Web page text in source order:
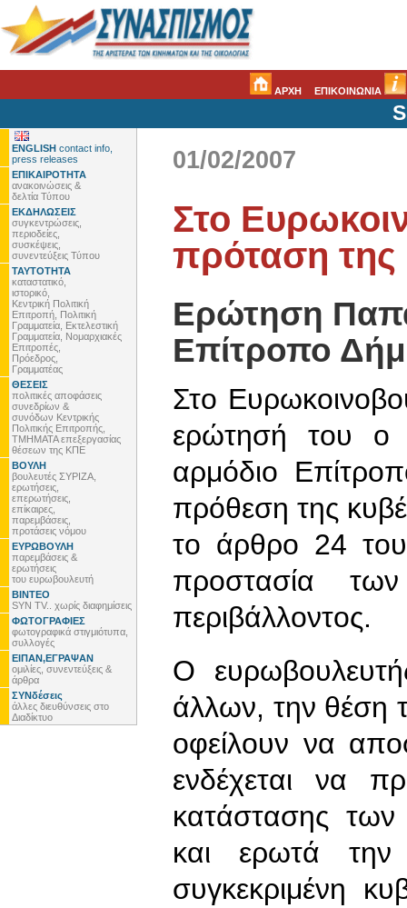
ΑΡΧΗ ΕΠΙΚΟΙΝΩΝΙΑ
ENGLISH contact info,
press releases
ΕΠΙΚΑΙΡΟΤΗΤΑ
ανακοινώσεις &
δελτία Τύπου
ΕΚΔΗΛΩΣΕΙΣ
συγκεντρώσεις,
περιοδείες,
συσκέψεις,
συνεντεύξεις Τύπου
ΤΑΥΤΟΤΗΤΑ
καταστατικό,
ιστορικό,
Κεντρική Πολιτική
Επιτροπή, Πολιτική
Γραμματεία, Εκτελεστική
Γραμματεία, Νομαρχιακές
Επιτροπές,
Πρόεδρος,
Γραμματέας
ΘΕΣΕΙΣ
πολιτικές αποφάσεις
συνεδρίων &
συνόδων Κεντρικής
Πολιτικής Επιτροπής,
ΤΜΗΜΑΤΑ επεξεργασίας
θέσεων της ΚΠΕ
ΒΟΥΛΗ
βουλευτές ΣΥΡΙΖΑ,
ερωτήσεις,
επερωτήσεις,
επίκαιρες,
παρεμβάσεις,
προτάσεις νόμου
ΕΥΡΩΒΟΥΛΗ
παρεμβάσεις &
ερωτήσεις
του ευρωβουλευτή
ΒΙΝΤΕΟ
SYN TV.. χωρίς διαφημίσεις
ΦΩΤΟΓΡΑΦΙΕΣ
φωτογραφικά στιγμιότυπα,
συλλογές
ΕΙΠΑΝ,ΕΓΡΑΨΑΝ
ομιλίες, συνεντεύξεις &
άρθρα
ΣΥΝδέσεις
άλλες διευθύνσεις στο
Διαδίκτυο
01/02/2007
Στο
πρόταση της
Ερώτηση
Επίτροπο
Στο
ερώτησή του ο
αρμόδιο
πρόθεση της
το άρθρο 24 του
προστασία
περιβάλλοντος.
Ο
άλλων, την θέση
οφείλουν να
ενδέχεται να
κατάστασης
και ερωτά
συγκεκριμένη